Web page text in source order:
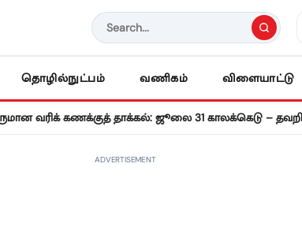
தொழில்நுட்பம் வணிகம் விளையாட்டு
வரிக் கணக்குத் தாக்கல்: ஜூலை 31 காலக்கெடு –
ADVERTISEMENT